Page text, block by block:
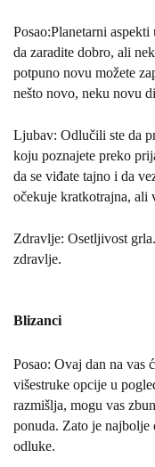
Posao:Planetarni
da zaradite dobro, ali
potpuno novu možete
nešto novo, neku novu
Ljubav: Odlučili ste da
koju poznajete preko
da se viđate tajno i da
očekuje kratkotrajna, ali
Zdravlje: Osetljivost
zdravlje.
Blizanci
Posao: Ovaj dan na vas
višestruke opcije u
razmišlja, mogu vas
ponuda. Zato je najbolje
odluke.